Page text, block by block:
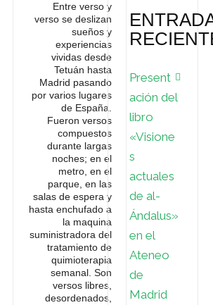
Entre verso y
verso se deslizan
sueños y
experiencias
vividas desde
Tetuán hasta
Madrid pasando
por varios lugares
de España.
Fueron versos
compuestos
durante largas
noches; en el
metro, en el
parque, en las
salas de espera y
hasta enchufado a
la maquina
suministradora del
tratamiento de
quimioterapia
semanal. Son
versos libres,
desordenados,
Present
ación del
libro
«Visione
s
actuales
de al-
Ándalus»
en el
Ateneo
de
Madrid